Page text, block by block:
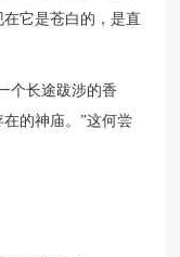
它是苍白的，是直
个长途跋涉的香
的神庙。”这何尝